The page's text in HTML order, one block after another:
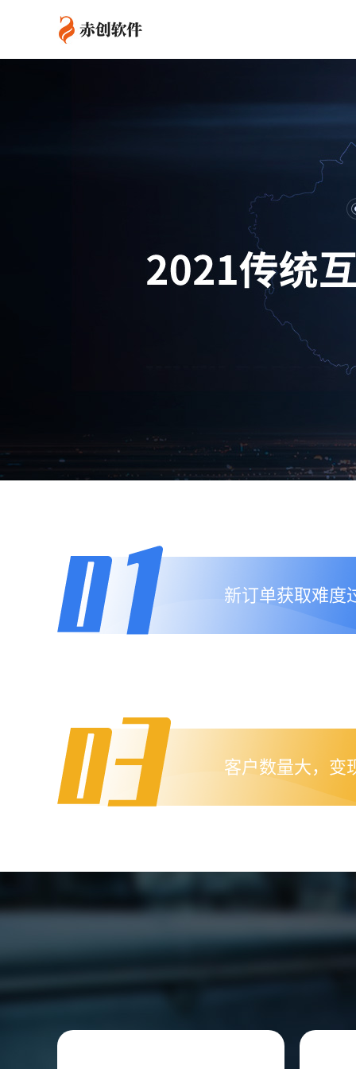
新订单获取难度
客户数量大，变